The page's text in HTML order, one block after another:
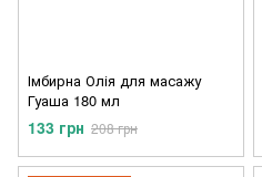
Імбирна Олія для масажу
Гуаша 180 мл
133 грн 208 грн